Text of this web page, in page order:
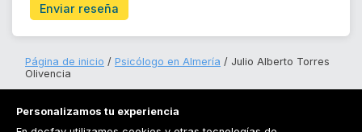
Enviar reseña
Página de inicio Psicólogo en Almería
Julio Alberto Torres
Olivencia
Personalizamos tu experiencia